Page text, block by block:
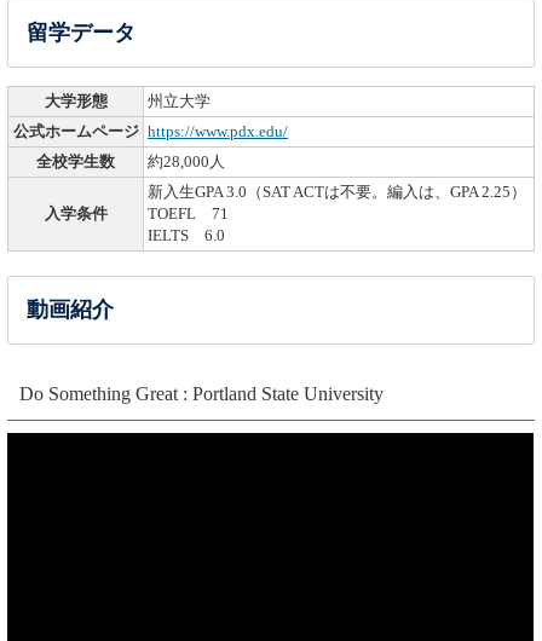
留学データ
大学形態
州立大学
公式ホームページ https://www.pdx.edu/
全校学生数
約28,000人
入学条件
新入生GPA 3.0（SAT ACTは不要。編入は、GPA 2.25）
TOEFL 71
IELTS 6.0
動画紹介
Do Something Great : Portland State University